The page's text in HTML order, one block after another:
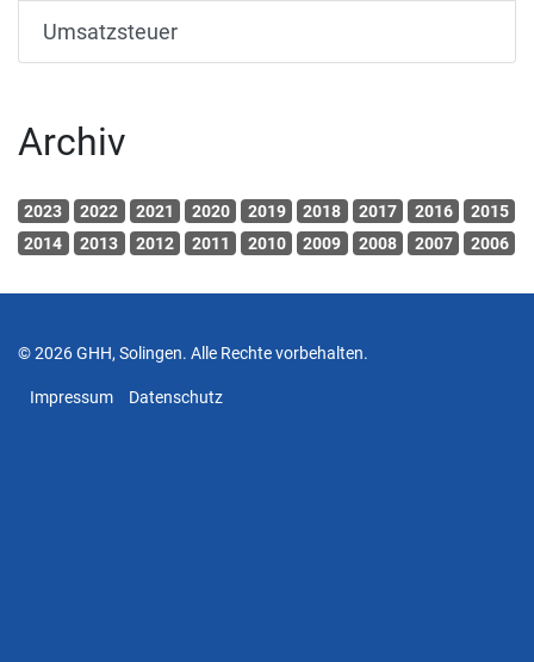
Umsatzsteuer
Archiv
2023 2022 2021 2020 2019 2018 2017 2016
2015
2014
2013 2012 2011 2010 2009 2008 2007 2006
© 2026 GHH, Solingen. Alle Rechte vorbehalten.
Impressum Datenschutz